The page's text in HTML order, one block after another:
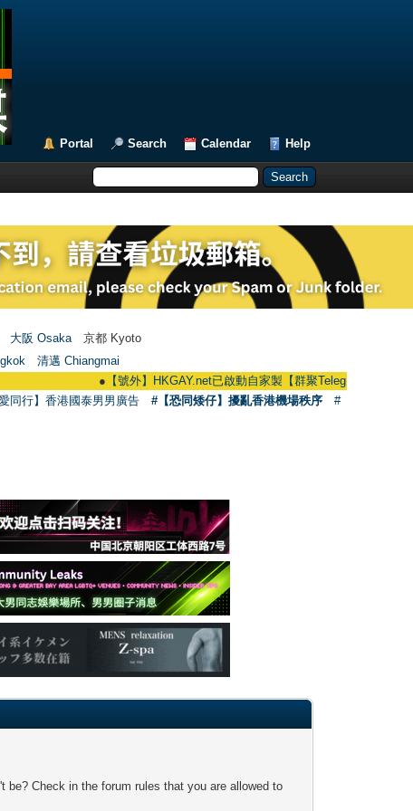
Portal Search Calendar Help
大阪 Osaka 京都 Kyoto
清邁 Chiangmai
【號外】HKGAY.net已啟動自家製【群聚Telegram群組】
同行】香港國泰男男廣告 #【恐同矮仔】擾亂香港機場秩序
#
Check in the forum rules that you are allowed to